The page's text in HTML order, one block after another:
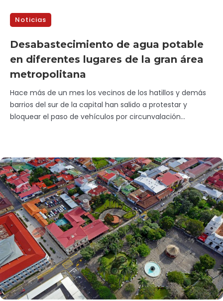
Noticias
Desabastecimiento de agua potable
en diferentes lugares de la gran área
metropolitana
Hace más de un mes los vecinos de los hatillos y demás
barrios del sur de la capital han salido a protestar y
bloquear el paso de vehículos por circunvalación...